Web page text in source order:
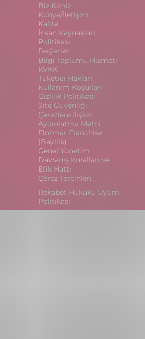
Biz Kimiz
Künye/İletişim
Kalite
İnsan Kaynakları
Politikası
Değerler
Bilgi Toplumu Hizmeti
KVKK
Tüketici Hakları
Kullanım Koşulları
Gizlilik Politikası
Site Güvenliği
Çerezlere İlişkin
Aydınlatma Metni
Flormar Franchise
(Bayilik)
Genel Yönetim
Davranış Kuralları ve
Etik Hattı
Çerez Tercihleri
Rekabet Hukuku Uyum
Politikası